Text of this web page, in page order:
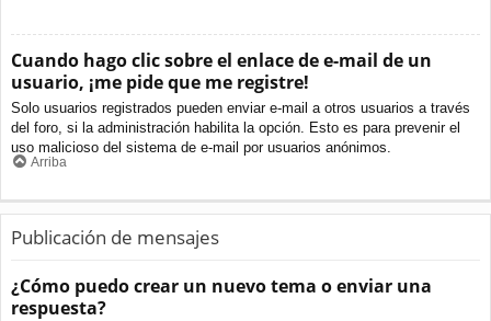
Cuando hago clic sobre el enlace de e-mail de un
usuario, ¡me pide que me registre!
Solo usuarios registrados pueden enviar e-mail a otros usuarios a través
del foro, si la administración habilita la opción. Esto es para prevenir el
uso malicioso del sistema de e-mail por usuarios anónimos.
Arriba
Publicación de mensajes
¿Cómo puedo crear un nuevo tema o enviar una
respuesta?